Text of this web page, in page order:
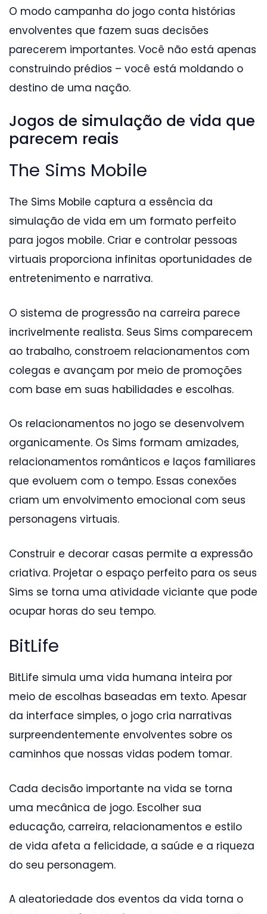
O modo campanha do jogo conta histórias
envolventes que fazem suas decisões
parecerem importantes. Você não está apenas
construindo prédios – você está moldando o
destino de uma nação.
Jogos de simulação de vida que
parecem reais
The Sims Mobile
The Sims Mobile captura a essência da
simulação de vida em um formato perfeito
para jogos mobile. Criar e controlar pessoas
virtuais proporciona infinitas oportunidades de
entretenimento e narrativa.
O sistema de progressão na carreira parece
incrivelmente realista. Seus Sims comparecem
ao trabalho, constroem relacionamentos com
colegas e avançam por meio de promoções
com base em suas habilidades e escolhas.
Os relacionamentos no jogo se desenvolvem
organicamente. Os Sims formam amizades,
relacionamentos românticos e laços familiares
que evoluem com o tempo. Essas conexões
criam um envolvimento emocional com seus
personagens virtuais.
Construir e decorar casas permite a expressão
criativa. Projetar o espaço perfeito para os seus
Sims se torna uma atividade viciante que pode
ocupar horas do seu tempo.
BitLife
BitLife simula uma vida humana inteira por
meio de escolhas baseadas em texto. Apesar
da interface simples, o jogo cria narrativas
surpreendentemente envolventes sobre os
caminhos que nossas vidas podem tomar.
Cada decisão importante na vida se torna
uma mecânica de jogo. Escolher sua
educação, carreira, relacionamentos e estilo
de vida afeta a felicidade, a saúde e a riqueza
do seu personagem.
A aleatoriedade dos eventos da vida torna o